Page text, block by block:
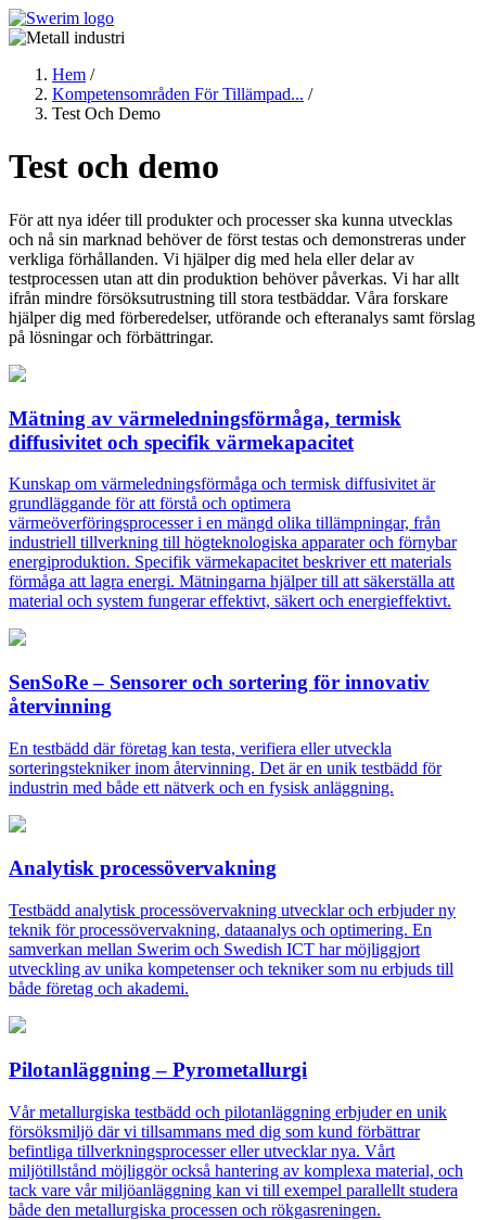
Hoppa
till
Länkstig
Hem /
Kompetensområden För Tillämpad... /
Test Och Demo
Test och demo
För att nya idéer till produkter och processer ska kunna utvecklas
och nå sin marknad behöver de först testas och demonstreras under
verkliga förhållanden. Vi hjälper dig med hela eller delar av
testprocessen utan att din produktion behöver påverkas. Vi har allt
ifrån mindre försöksutrustning till stora testbäddar. Våra forskare
hjälper dig med förberedelser, utförande och efteranalys samt förslag
på lösningar och förbättringar.
Mätning av värmeledningsförmåga, termisk
diffusivitet och specifik värmekapacitet
Kunskap om värmeledningsförmåga och termisk diffusivitet är
grundläggande för att förstå och optimera
värmeöverföringsprocesser i en mängd olika tillämpningar, från
industriell tillverkning till högteknologiska apparater och förnybar
energiproduktion. Specifik värmekapacitet beskriver ett materials
förmåga att lagra energi. Mätningarna hjälper till att säkerställa att
material och system fungerar effektivt, säkert och energieffektivt.
SenSoRe – Sensorer och sortering för innovativ
återvinning
En testbädd där företag kan testa, verifiera eller utveckla
sorteringstekniker inom återvinning. Det är en unik testbädd för
industrin med både ett nätverk och en fysisk anläggning.
Analytisk processövervakning
Testbädd analytisk processövervakning utvecklar och erbjuder ny
teknik för processövervakning, dataanalys och optimering. En
samverkan mellan Swerim och Swedish ICT har möjliggjort
utveckling av unika kompetenser och tekniker som nu erbjuds till
både företag och akademi.
Pilotanläggning – Pyrometallurgi
Vår metallurgiska testbädd och pilotanläggning erbjuder en unik
försöksmiljö där vi tillsammans med dig som kund förbättrar
befintliga tillverkningsprocesser eller utvecklar nya. Vårt
miljötillstånd möjliggör också hantering av komplexa material, och
tack vare vår miljöanläggning kan vi till exempel parallellt studera
både den metallurgiska processen och rökgasreningen.